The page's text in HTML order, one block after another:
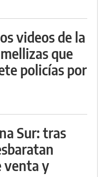
videos de la
que
policías por
Sur: tras
venta y